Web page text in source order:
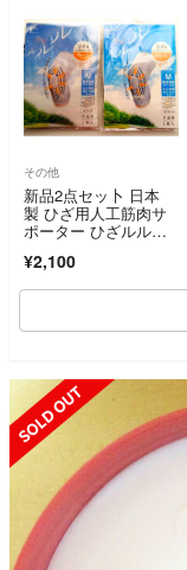
その他
新品2点セッ卜 日本
製 ひざ用人工筋肉サ
ポーター ひざルル
¥2,100